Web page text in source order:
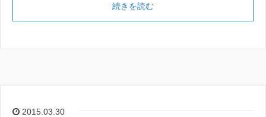
続きを読む
2015.03.30